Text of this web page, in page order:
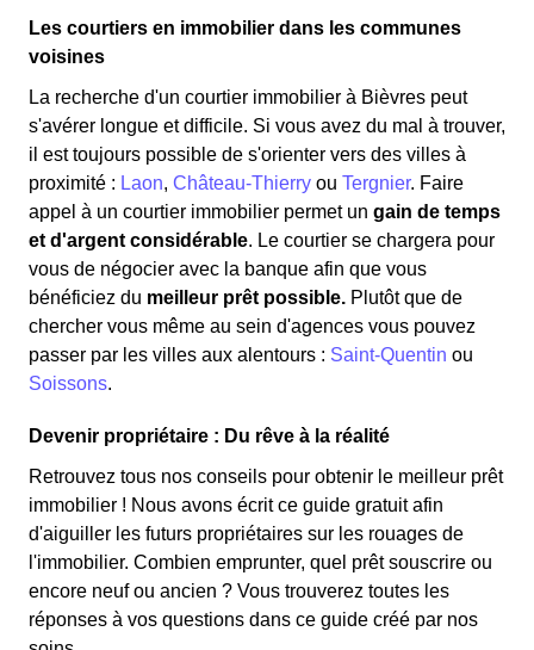
Les courtiers en immobilier dans les communes
voisines
La recherche d'un courtier immobilier à Bièvres peut
s'avérer longue et difficile. Si vous avez du mal à trouver,
il est toujours possible de s'orienter vers des villes à
proximité : Laon, Château-Thierry ou Tergnier. Faire
appel à un courtier immobilier permet un gain de temps
et d'argent considérable. Le courtier se chargera pour
vous de négocier avec la banque afin que vous
bénéficiez du meilleur prêt possible. Plutôt que de
chercher vous même au sein d'agences vous pouvez
passer par les villes aux alentours : Saint-Quentin ou
Soissons.
Devenir propriétaire : Du rêve à la réalité
Retrouvez tous nos conseils pour obtenir le meilleur prêt
immobilier ! Nous avons écrit ce guide gratuit afin
d'aiguiller les futurs propriétaires sur les rouages de
l'immobilier. Combien emprunter, quel prêt souscrire ou
encore neuf ou ancien ? Vous trouverez toutes les
réponses à vos questions dans ce guide créé par nos